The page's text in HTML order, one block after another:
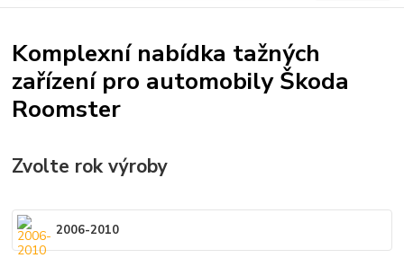
Komplexní nabídka tažných
zařízení pro automobily Škoda
Roomster
Zvolte rok výroby
2006-2010